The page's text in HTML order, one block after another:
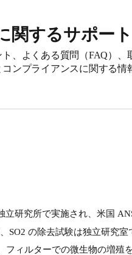
関するサポート
、よくある質問（FAQ）、
ンプライアンスに関する情
立研究所で実施され、米国
SO2 の除去試験は独立研究室
ィルターでの微生物の増殖を